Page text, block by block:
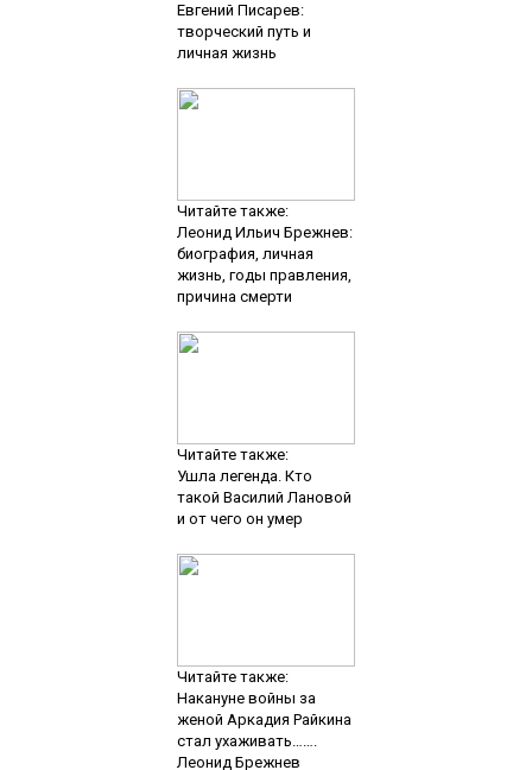
Евгений Писарев:
творческий путь и
личная жизнь
Читайте также:
Леонид Ильич Брежнев:
биография, личная
жизнь, годы правления,
причина смерти
Читайте также:
Ушла легенда. Кто
такой Василий Лановой
и от чего он умер
Читайте также:
Накануне войны за
женой Аркадия Райкина
стал ухаживать…….
Леонид Брежнев